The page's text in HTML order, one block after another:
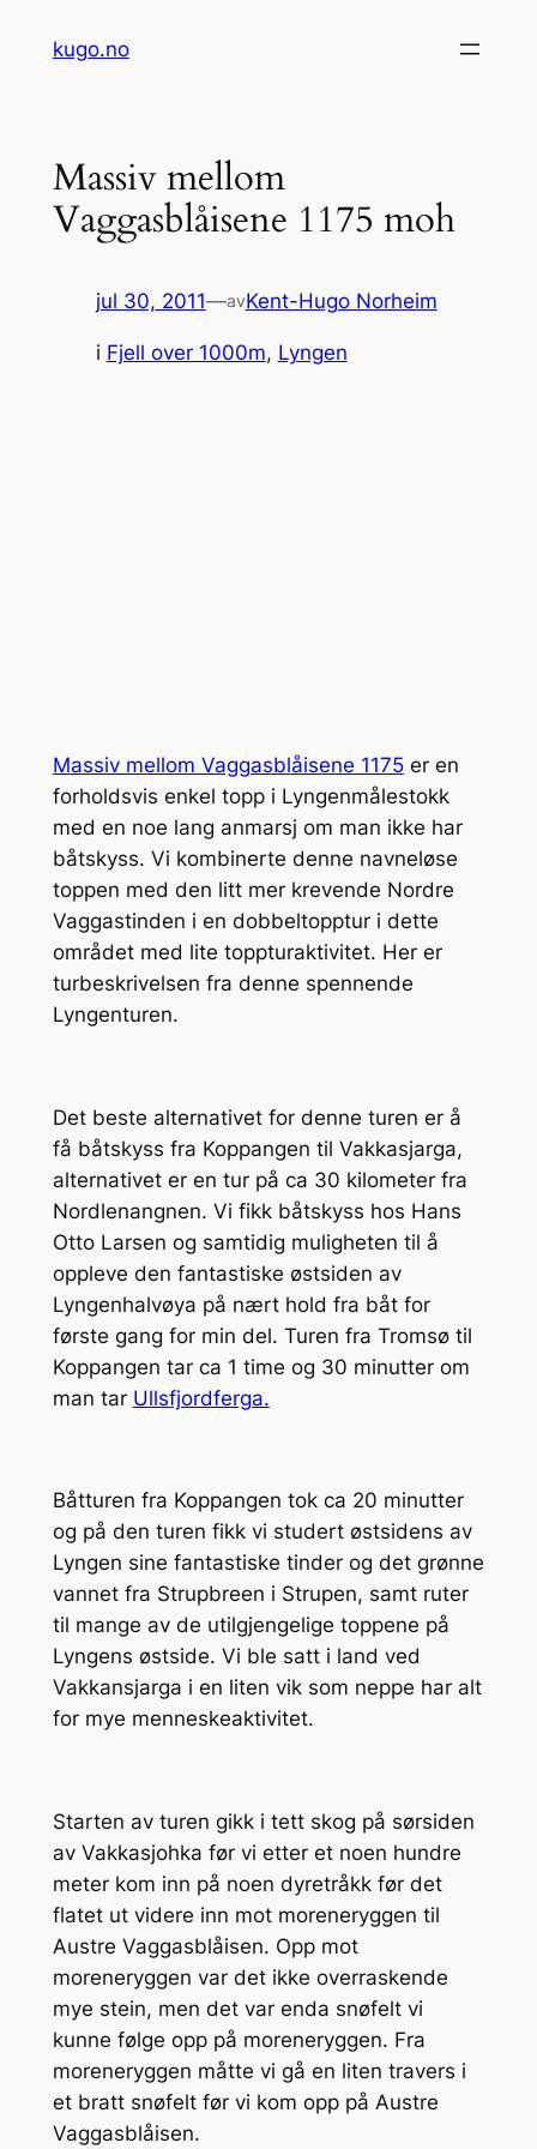
kugo.no
Massiv mellom
Vaggasblåisene 1175 moh
jul 30, 2011—avKent-Hugo Norheim
i Fjell over 1000m, Lyngen
Massiv mellom Vaggasblåisene 1175er en
forholdsvis enkel topp i Lyngenmålestokk
med en noe lang anmarsj om man ikke har
båtskyss. Vi kombinerte denne navneløse
toppen med den litt mer krevende Nordre
Vaggastinden i en dobbeltopptur i dette
området med lite toppturaktivitet. Her er
turbeskrivelsen fra denne spennende
Lyngenturen.
Det beste alternativet for denne turen er å
få båtskyss fra Koppangen til Vakkasjarga,
alternativet er en tur på ca 30 kilometer fra
Nordlenangnen. Vi fikk båtskyss hos Hans
Otto Larsen og samtidig muligheten til å
oppleve den fantastiske østsiden av
Lyngenhalvøya på nært hold fra båt for
første gang for min del. Turen fra Tromsø til
Koppangen tar ca 1 time og 30 minutter om
man tar Ullsfjordferga.
Båtturen fra Koppangen tok ca 20 minutter
og på den turen fikk vi studert østsidens av
Lyngen sine fantastiske tinder og det grønne
vannet fra Strupbreen i Strupen, samt ruter
til mange av de utilgjengelige toppene på
Lyngens østside. Vi ble satt i land ved
Vakkansjarga i en liten vik som neppe har alt
for mye menneskeaktivitet.
Starten av turen gikk i tett skog på sørsiden
av Vakkasjohka før vi etter et noen hundre
meter kom inn på noen dyretråkk før det
flatet ut videre inn mot moreneryggen til
Austre Vaggasblåisen. Opp mot
moreneryggen var det ikke overraskende
mye stein, men det var enda snøfelt vi
kunne følge opp på moreneryggen. Fra
moreneryggen måtte vi gå en liten travers i
et bratt snøfelt før vi kom opp på Austre
Vaggasblåisen.